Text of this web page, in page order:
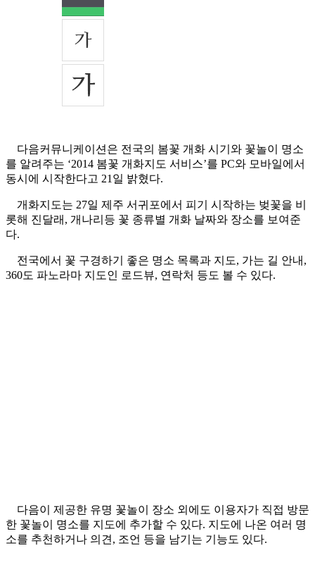
다음커뮤니케이션은 전국의 봄꽃 개화 시기와 꽃놀이 명소
를 알려주는 ‘2014 봄꽃 개화지도 서비스’를 PC와 모바일에서
동시에 시작한다고 21일 밝혔다.
개화지도는 27일 제주 서귀포에서 피기 시작하는 벚꽃을 비
롯해 진달래, 개나리등 꽃 종류별 개화 날짜와 장소를 보여준
다.
전국에서 꽃 구경하기 좋은 명소 목록과 지도, 가는 길 안내,
360도 파노라마 지도인 로드뷰, 연락처 등도 볼 수 있다.
다음이 제공한 유명 꽃놀이 장소 외에도 이용자가 직접 방문
한 꽃놀이 명소를 지도에 추가할 수 있다. 지도에 나온 여러 명
소를 추천하거나 의견, 조언 등을 남기는 기능도 있다.